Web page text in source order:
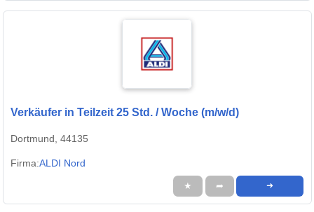
Verkäufer in Teilzeit 25 Std. / Woche (m/w/d)
Dortmund, 44135
Firma:ALDI Nord
★ ➦ ➜